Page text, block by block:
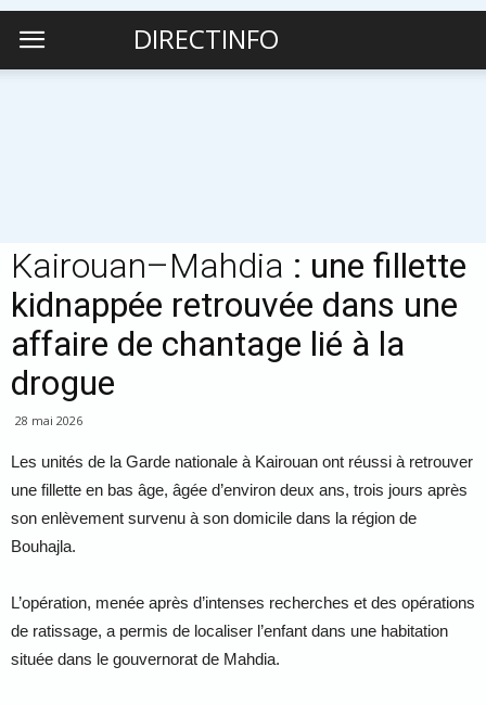
DIRECTINFO
Kairouan–Mahdia : une fillette
kidnappée retrouvée dans une
affaire de chantage lié à la
drogue
28 mai 2026
Les unités de la Garde nationale à Kairouan ont réussi à retrouver
une fillette en bas âge, âgée d’environ deux ans, trois jours après
son enlèvement survenu à son domicile dans la région de
Bouhajla.
L’opération, menée après d’intenses recherches et des opérations
de ratissage, a permis de localiser l’enfant dans une habitation
située dans le gouvernorat de Mahdia.